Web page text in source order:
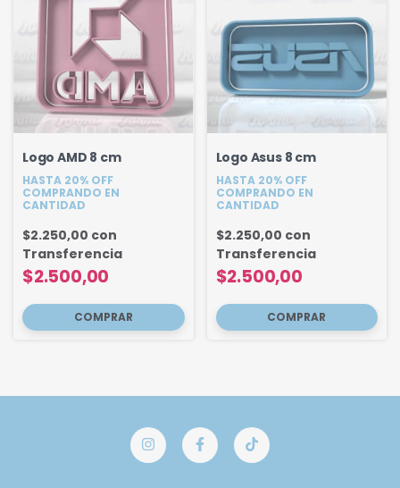
Logo AMD 8 cm
HASTA 20% OFF
COMPRANDO EN
CANTIDAD
$2.500,00
$2.250,00 con
Transferencia
Logo Asus 8 cm
HASTA 20% OFF
COMPRANDO EN
CANTIDAD
$2.500,00
$2.250,00 con
Transferencia